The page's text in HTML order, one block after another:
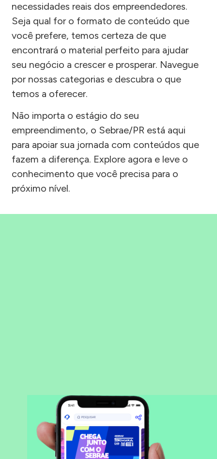
necessidades reais dos empreendedores.
Seja qual for o formato de conteúdo que
você prefere, temos certeza de que
encontrará o material perfeito para ajudar
seu negócio a crescer e prosperar. Navegue
por nossas categorias e descubra o que
temos a oferecer.
Não importa o estágio do seu
empreendimento, o Sebrae/PR está aqui
para apoiar sua jornada com conteúdos que
fazem a diferença. Explore agora e leve o
conhecimento que você precisa para o
próximo nível.